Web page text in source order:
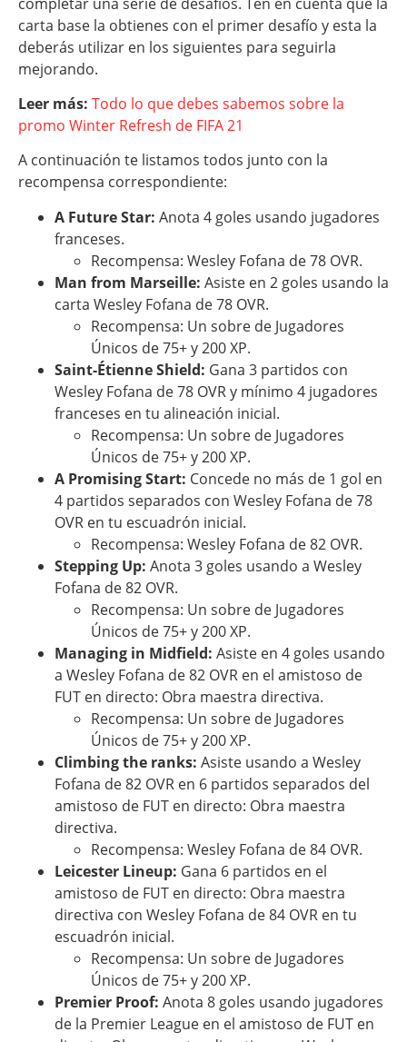
carta base la obtienes con el primer desafío y esta la
deberás utilizar en los siguientes para seguirla
mejorando.
Leer más: Todo lo que debes sabemos sobre la
promo Winter Refresh de FIFA 21
A continuación te listamos todos junto con la
recompensa correspondiente:
A Future Star: Anota 4 goles usando jugadores
franceses.
Recompensa: Wesley Fofana de 78 OVR.
Man from Marseille: Asiste en 2 goles usando la
carta Wesley Fofana de 78 OVR.
Recompensa: Un sobre de Jugadores
Únicos de 75+ y 200 XP.
Saint-Étienne Shield: Gana 3 partidos con
Wesley Fofana de 78 OVR y mínimo 4 jugadores
franceses en tu alineación inicial.
Recompensa: Un sobre de Jugadores
Únicos de 75+ y 200 XP.
A Promising Start: Concede no más de 1 gol en
4 partidos separados con Wesley Fofana de 78
OVR en tu escuadrón inicial.
Recompensa: Wesley Fofana de 82 OVR.
Stepping Up: Anota 3 goles usando a Wesley
Fofana de 82 OVR.
Recompensa: Un sobre de Jugadores
Únicos de 75+ y 200 XP.
Managing in Midfield: Asiste en 4 goles usando
a Wesley Fofana de 82 OVR en el amistoso de
FUT en directo: Obra maestra directiva.
Recompensa: Un sobre de Jugadores
Únicos de 75+ y 200 XP.
Climbing the ranks: Asiste usando a Wesley
Fofana de 82 OVR en 6 partidos separados del
amistoso de FUT en directo: Obra maestra
directiva.
Recompensa: Wesley Fofana de 84 OVR.
Leicester Lineup: Gana 6 partidos en el
amistoso de FUT en directo: Obra maestra
directiva con Wesley Fofana de 84 OVR en tu
escuadrón inicial.
Recompensa: Un sobre de Jugadores
Únicos de 75+ y 200 XP.
Premier Proof: Anota 8 goles usando jugadores
de la Premier League en el amistoso de FUT en